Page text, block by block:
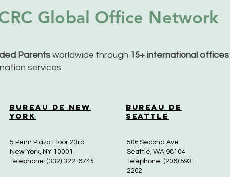
Global Office Network
Parents worldwide through 15+ international offices
services.
Bureau de New
York
Bureau de
Seattle
5 Penn Plaza Floor 23rd
New York, NY 10001
Téléphone: (332) 322-6745
506 Second Ave
Seattle, WA 98104
Téléphone: (206) 593-
2202